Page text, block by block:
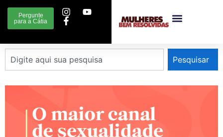
Pergunte
para a Cátia
Pesquisar